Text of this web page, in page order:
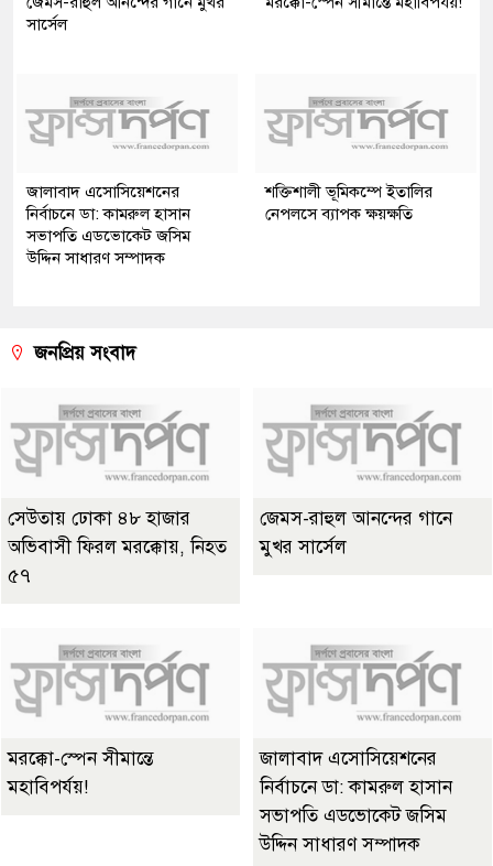
সার্সেল
জালাবাদ এসোসিয়েশনের
নির্বাচনে ডা: কামরুল হাসান
সভাপতি এডভোকেট জসিম
উদ্দিন সাধারণ সম্পাদক
শক্তিশালী ভূমিকম্পে ইতালির
নেপলসে ব্যাপক ক্ষয়ক্ষতি
জনপ্রিয় সংবাদ
সেউতায় ঢোকা ৪৮ হাজার
অভিবাসী ফিরল মরক্কোয়, নিহত
৫৭
জেমস-রাহুল আনন্দের গানে
মুখর সার্সেল
মরক্কো-স্পেন সীমান্তে
মহাবিপর্যয়!
জালাবাদ এসোসিয়েশনের
নির্বাচনে ডা: কামরুল হাসান
সভাপতি এডভোকেট জসিম
উদ্দিন সাধারণ সম্পাদক